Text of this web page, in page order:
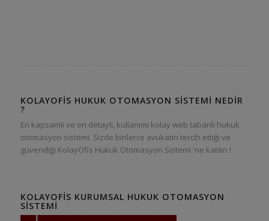
KOLAYOFIS HUKUK OTOMASYON SISTEMI NEDIR
?
En kapsamlı ve en detaylı, kullanımı kolay web tabanlı hukuk
otomasyon sistemi. Sizde binlerce avukatın tercih ettiği ve
güvendiği KolayOfis Hukuk Otomasyon Sistemi 'ne katılın !
KOLAYOFIS KURUMSAL HUKUK OTOMASYON
SISTEMI